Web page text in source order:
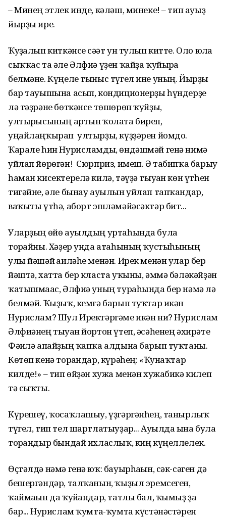
– Минең этлек инде, кәләш, минеке! – тип ауыҙ
йырҙы ире.
Ҡуҙғалып киткәнсе сәғәт ун тулып китте. Оло юлға
сыҡҡас та әле Әлфиә үҙен ҡайҙа ҡуйырға
белмәне. Күңеле тыныс түгел ине уның. Йырҙы
бар тауышына асып, кондиционерҙы һүндерҙе
лә тәҙрәне бөткәнсе төшөрөп ҡуйҙы,
ултырғысының артын ҡолата биреп,
уңайлаңҡырап ултырҙы, күҙҙәрен йомдо.
Ҡарале һин Нурисламды, өндәшмәй генә нимә
уйлап йөрөгән! Сюрприз, имеш. Ә табипҡа барыу
һаман кисектерелә килә, тәүҙә тыуған көн үтһен
тигәйне, әле бынау ауылын уйлап тапҡандар,
ваҡыты үтһә, аборт эшләмәйәсәктәр бит...
Уларҙың өйө ауылдың уртаһында була
торғайны. Хәҙер унда атаһының ҡустыһының
улы йәшәй ғаиләһе менән. Ирек менән улар бер
йәштә, хатта бер класта уҡыны, әммә бәләкәйҙән
ҡатышмағас, Әлфиә уның тураһында бер нәмә лә
белмәй. Ҡыҙыҡ, кемгә барып туҡтар икән
Нурислам? Шул Иректәргәме икән ни? Нурислам
Әлфиәнең тыуған йортон үтеп, әсәһенең әхирәте
Фәғилә апайҙың ҡапҡа алдына барып туҡтаны.
Көтөп кенә торғандар, күрәһең: «Ҡунаҡтар
килде!» – тип өйҙән хужа менән хужабикә килеп
тә сыҡты.
Күрешеү, ҡосаҡлашыу, үҙгәргәнһең, танырлыҡ
түгел, тип тел шартлатыуҙар... Ауылда ғына була
торғандыр бындай ихласлыҡ, киң күңеллелек.
Өҫтәлдә нәмә генә юҡ: бауырһағын, сәк-сәген дә
бешергәндәр, талҡанын, ҡыҙыл эремсеген,
ҡаймағын да ҡуйғандар, татлы бал, ҡымыҙ ҙа
бар... Нурислам ҡумта-ҡумта күстәнәстәрен